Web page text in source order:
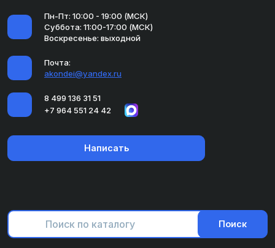
Пн-Пт: 10:00 - 19:00 (МСК)
Суббота: 11:00-17:00 (МСК)
Воскресенье: выходной
Почта:
akondei@yandex.ru
8 499 136 31 51
+7 964 551 24 42
Написать
Поиск